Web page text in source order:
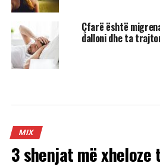
Çfarë është
dalloni dhe ta
MIX
3 shenjat më